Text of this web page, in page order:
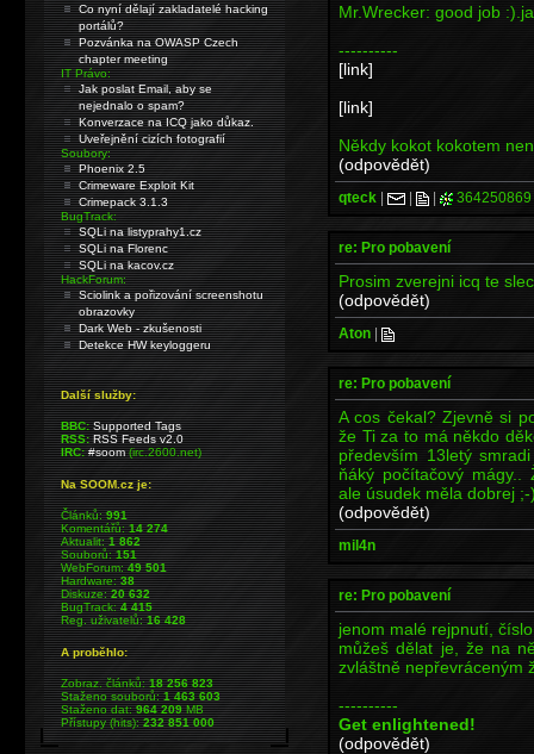
Mr.Wrecker: good job
----------
[link]
[link]
Někdy kokot kokotem
(odpovědět)
qteck | | | 364250869
re: Pro pobavení
Prosim zverejni icq te
(odpovědět)
Aton |
re: Pro pobavení
A cos čekal? Zjevně si
že Ti za to má někdo
především 13letý
ňáký počítačový mágy..
ale úsudek měla dobrej ;-
(odpovědět)
mil4n
re: Pro pobavení
jenom malé rejpnutí,
můžeš dělat je, že na
zvláštně nepřevráceným
----------
Get enlightened!
(odpovědět)
Co nyní dělají zakladatelé hacking
portálů?
Pozvánka na OWASP Czech
chapter meeting
IT Právo:
Jak poslat Email, aby se
nejednalo o spam?
Konverzace na ICQ jako důkaz.
Uveřejnění cizích fotografií
Soubory:
Phoenix 2.5
Crimeware Exploit Kit
Crimepack 3.1.3
BugTrack:
SQLi na listyprahy1.cz
SQLi na Florenc
SQLi na kacov.cz
HackForum:
Sciolink a pořizování screenshotu
obrazovky
Dark Web - zkušenosti
Detekce HW keyloggeru
Další služby:
BBC: Supported Tags
RSS: RSS Feeds v2.0
IRC: #soom(irc.2600.net)
Na SOOM.cz je:
Článků:991
Komentářů:14 274
Aktualit:1 862
Souborů:151
WebForum:49 501
Hardware:38
Diskuze:20 632
BugTrack:4 415
Reg. uživatelů:16 428
A proběhlo:
Zobraz. článků:18 256 823
Staženo souborů:1 463 603
Staženo dat:964 209MB
Přístupy (hits):232 851 000